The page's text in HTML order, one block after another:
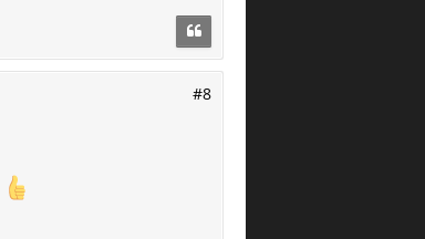
#8